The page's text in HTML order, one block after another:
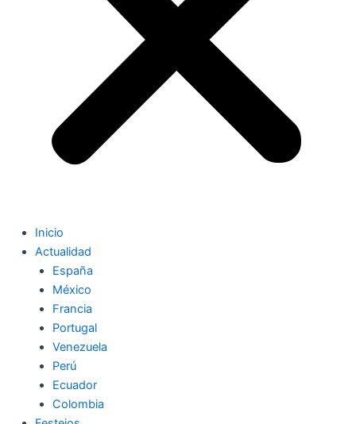
Inicio
Actualidad
España
México
Francia
Portugal
Venezuela
Perú
Ecuador
Colombia